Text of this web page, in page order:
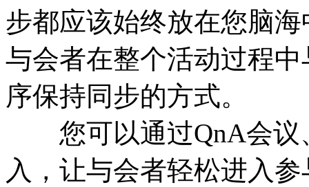
步都应该始终放在您脑
与会者在整个活动过程
序保持同步的方式。
您可以通过QnA会议
入，让与会者轻松进入